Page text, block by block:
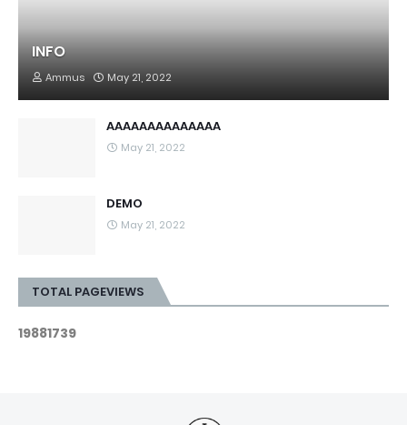
INFO
Ammus May 21, 2022
AAAAAAAAAAAAAA
May 21, 2022
DEMO
May 21, 2022
TOTAL PAGEVIEWS
19881739